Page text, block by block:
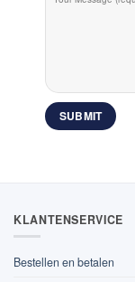
KLANTENSERVICE
Bestellen en betalen